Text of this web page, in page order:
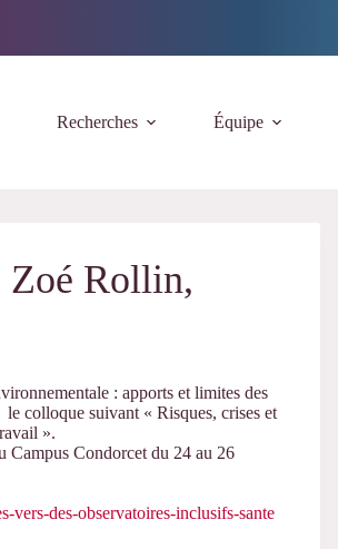
Recherches Équipe
Zoé Rollin,
: apports et limites des
colloque suivant « Risques, crises et
».
Campus Condorcet du 24 au 26
vers-des-observatoires-inclusifs-sante